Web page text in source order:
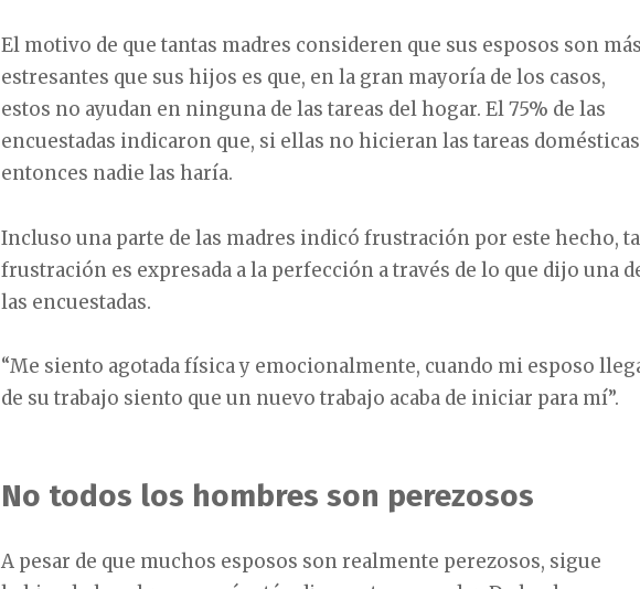
El motivo de que tantas madres consideren que sus esposos son
estresantes que sus hijos es que, en la gran mayoría de los casos,
estos no ayudan en ninguna de las tareas del hogar. El 75% de las
encuestadas indicaron que, si ellas no hicieran las tareas
entonces nadie las haría.
Incluso una parte de las madres indicó frustración por este hecho,
frustración es expresada a la perfección a través de lo que dijo una
las encuestadas.
“Me siento agotada física y emocionalmente, cuando mi esposo
de su trabajo siento que un nuevo trabajo acaba de iniciar para mí”.
No todos los hombres son perezosos
A pesar de que muchos esposos son realmente perezosos, sigue